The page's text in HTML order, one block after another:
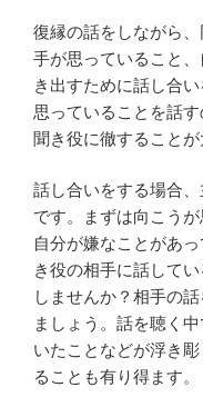
復縁の話をしながら
手が思っていること
き出すために話し合
思っていることを話
聞き役に徹することが
話し合いをする場合
です。まずは向こう
自分が嫌なことがあ
き役の相手に話して
しませんか？相手の
ましょう。話を聴く
いたことなどが浮き
ることも有り得ます。